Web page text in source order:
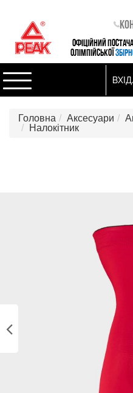
ОФІЦІЙНИЙ
ОЛІМПІЙСЬКОЇ
Головна Аксесуари
Налокітник